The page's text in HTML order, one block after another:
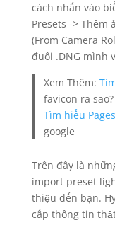
cách nhấn vào
Presets -> Thêm
(From Camera
đuôi .DNG mình
Xem Thêm:
favicon ra sao?
Tìm hiểu
google
Trên đây là
import preset
thiệu đến bạn.
cấp thông tin